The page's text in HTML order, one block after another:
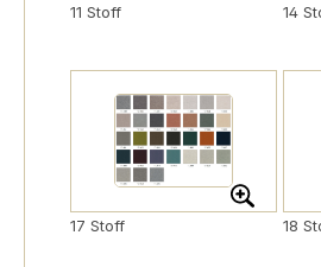
11 Stoff 14
17 Stoff 18